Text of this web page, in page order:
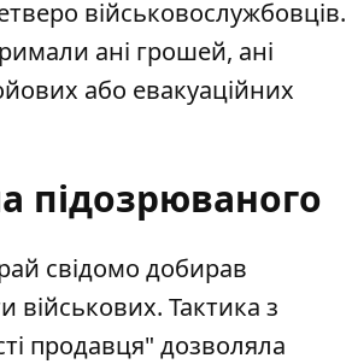
військовослужбовців.
ані грошей, ані
або евакуаційних
підозрюваного
свідомо добирав
військових. Тактика з
продавця" дозволяла